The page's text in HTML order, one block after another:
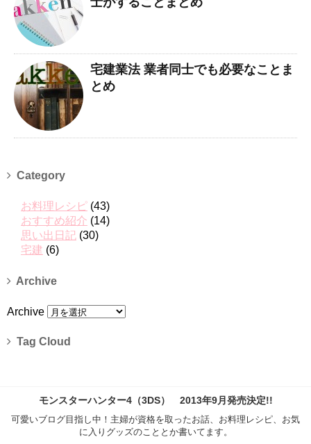
宅建業法 業者同士でも必要なことま
とめ
Category
お料理レシピ (43)
おすすめ紹介 (14)
思い出日記 (30)
宅建 (6)
Archive
Archive
Tag Cloud
モンスターハンター4（3DS） 2013年9月発売決定!!
可愛いブログ目指し中！主婦が資格を取ったお話、お料理レシピ、お気
に入りグッズのこととか書いてます。